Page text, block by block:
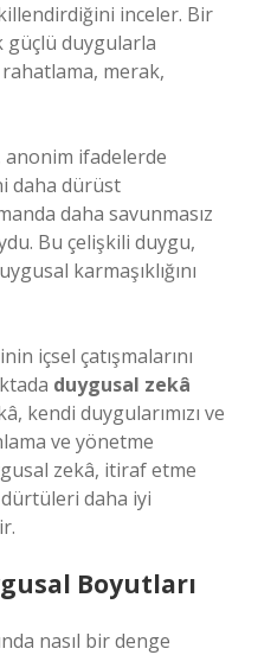
inceler. Bir
güçlü duygularla
merak,
anonim ifadelerde
daha dürüst
daha savunmasız
Bu çelişkili duygu,
karmaşıklığını
içsel çatışmalarını
duygusal zekâ
kendi duygularımızı ve
ve yönetme
zekâ, itiraf etme
dürtüleri daha iyi
Boyutları
nasıl bir denge